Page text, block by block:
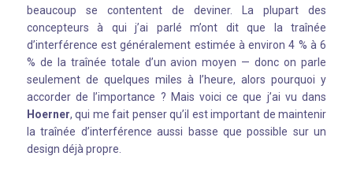
beaucoup se contentent de deviner. La plupart des
concepteurs à qui j’ai parlé m’ont dit que la traînée
d’interférence est généralement estimée à environ 4 % à 6
% de la traînée totale d’un avion moyen — donc on parle
seulement de quelques miles à l’heure, alors pourquoi y
accorder de l’importance ? Mais voici ce que j’ai vu dans
Hoerner, qui me fait penser qu’il est important de maintenir
la traînée d’interférence aussi basse que possible sur un
design déjà propre.